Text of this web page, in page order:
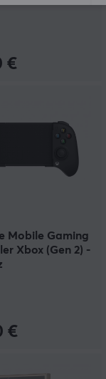
€
Mobile Gaming
Xbox (Gen 2) -
€